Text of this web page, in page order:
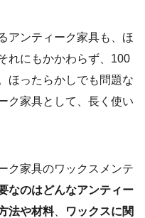
アンティーク家具も、ほ
れにもかかわらず、100
ほったらかしでも問題な
ク家具として、長く使い
ク家具のワックスメンテ
なのはどんなアンティー
法や材料、
ワックスに関